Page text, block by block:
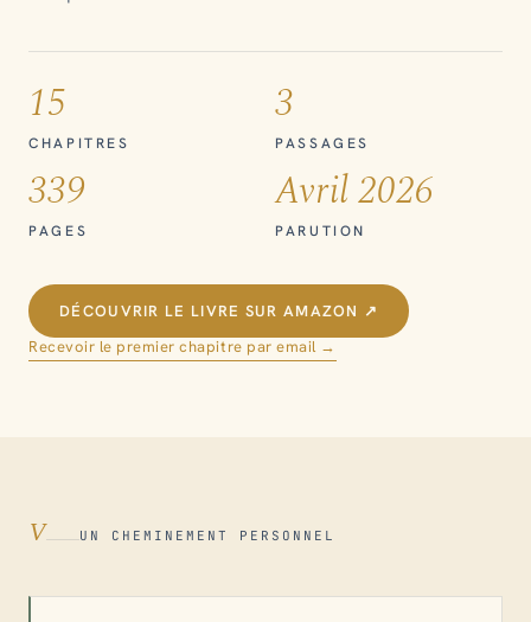
15
CHAPITRES
3
PASSAGES
339
PAGES
Avril 2026
PARUTION
DÉCOUVRIR LE LIVRE SUR AMAZON ↗
Recevoir le premier chapitre par email →
V UN CHEMINEMENT PERSONNEL